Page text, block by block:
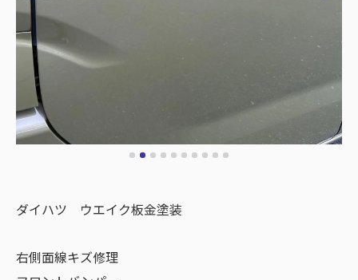
ダイハツ ウエイク板金塗装
右側面線キズ修理